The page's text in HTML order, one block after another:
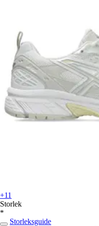
+11
Storlek
*
Storleksguide